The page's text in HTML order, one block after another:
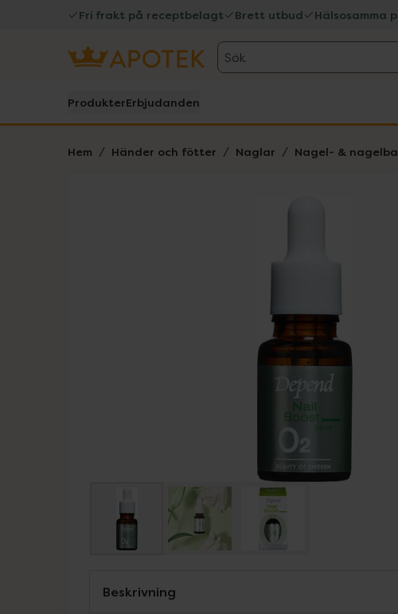
Fri frakt på receptbelagt Brett utbud Hälsosamma
Sök
ProdukterErbjudanden
Hem Händer och fötter Naglar Nagel- &
Beskrivning